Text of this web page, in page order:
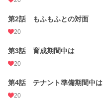
24h.ポイント
文字数 100,520
初回公開日時 2026.04.05 10:23
第2話 もふもふとの対面
20
第3話 育成期間中は
20
第4話 テナント準備期間中は
20